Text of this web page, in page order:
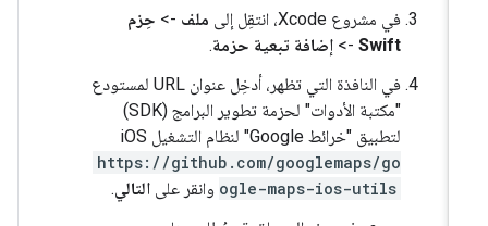
في مشروع Xcode، انتقِل إلى
ملف-> حِزم
Swift
->إضافة تبعية حزمة.
في النافذة التي تظهر، أدخِل عنوان URL لمستودع
"مكتبة الأدوات" لحزمة تطوير البرامج (SDK)
لتطبيق "خرائط Google" لنظام التشغيل iOS
https://github.com/googlemaps/go
ogle-maps-ios-utilsوانقر علىالتالي.